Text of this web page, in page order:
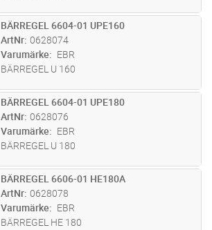
ST Lägg i kundvagn
BÄRREGEL 6604-01 UPE160
ArtNr 0628074
Varumärke
EBR
BÄRREGEL U 160
ST Lägg i kundvagn
BÄRREGEL 6604-01 UPE180
ArtNr 0628076
Varumärke
EBR
BÄRREGEL U 180
ST Lägg i kundvagn
BÄRREGEL 6606-01 HE180A
ArtNr 0628078
Varumärke
EBR
BÄRREGEL HE 180